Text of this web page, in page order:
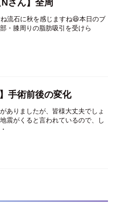
さん】全周
流石に秋を感じますね😆本日のブ
・膝周りの脂肪吸引を受けら
手術前後の変化
ありましたが、皆様大丈夫でしょ
震がくると言われているので、し